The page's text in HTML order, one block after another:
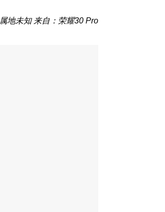
属地未知 来自：荣耀30 Pro